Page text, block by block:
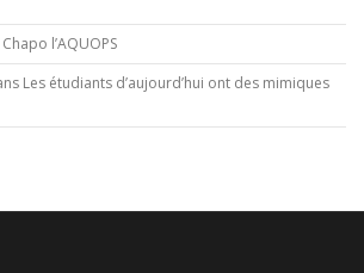
Chapo l’AQUOPS
Les étudiants d’aujourd’hui ont des mimiques